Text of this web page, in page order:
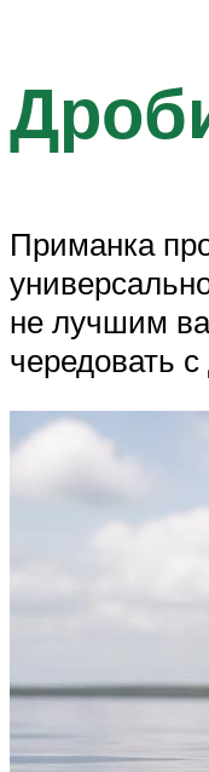
Приманка
не лучшим
чередовать